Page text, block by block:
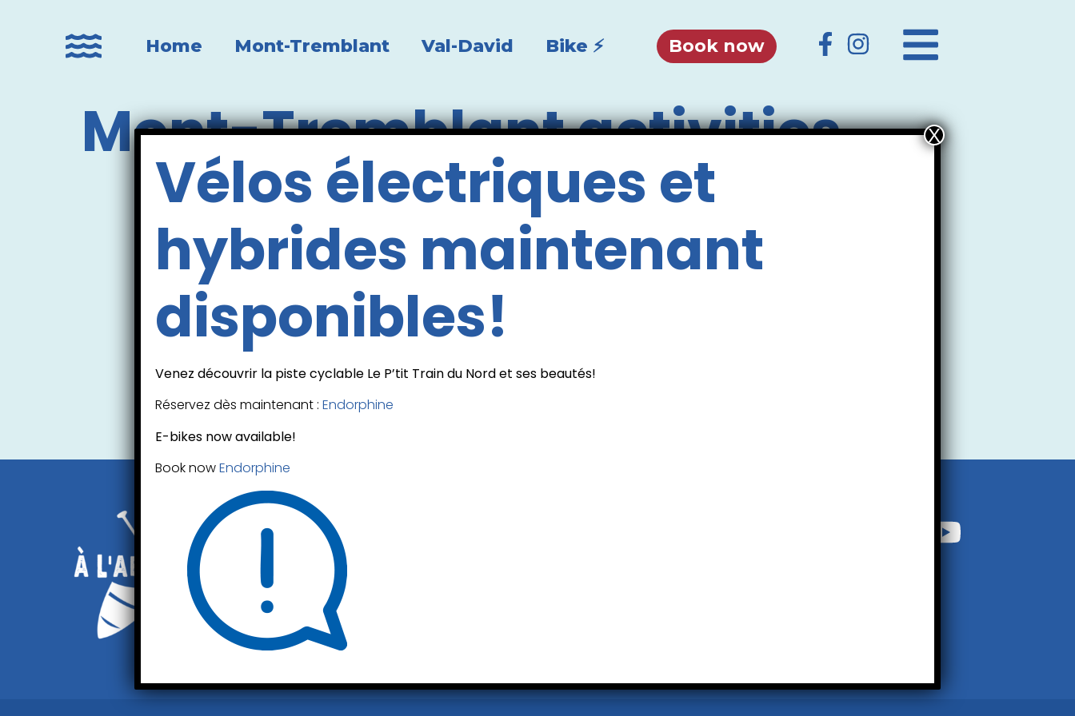
Home Mont-Tremblant Val-David Bike ⚡️ Book now
Mont-Tremblant activities
Mont-Tremblant
1340 rue Saint-Jovite
Mont-Tremblant, QC, J8E 3J9
T:
819-322-1234 #2
Vélos électriques et
hybrides maintenant
disponibles!
Venez découvrir la piste cyclable Le P’tit Train du Nord et ses beautés!
Réservez dès maintenant : Endorphine
E-bikes now available!
Book nowEndorphine